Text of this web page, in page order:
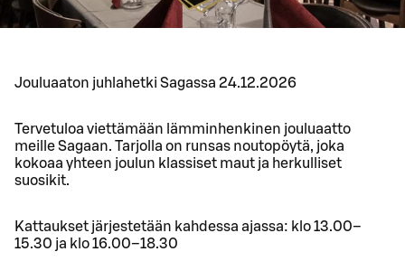
Jouluaaton juhlahetki Sagassa 24.12.2026
Tervetuloa viettämään lämminhenkinen jouluaatto
meille Sagaan. Tarjolla on runsas noutopöytä, joka
kokoaa yhteen joulun klassiset maut ja herkulliset
suosikit.
Kattaukset järjestetään kahdessa ajassa: klo 13.00–
15.30 ja klo 16.00–18.30